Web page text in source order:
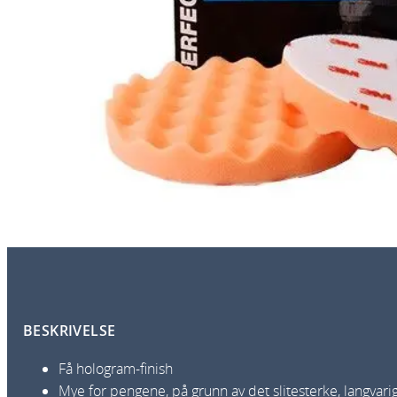
BESKRIVELSE
Få hologram-finish
Mye for pengene, på grunn av det slitesterke,